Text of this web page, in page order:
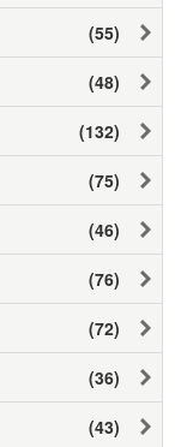
(55)
(48)
(132)
(75)
(46)
(76)
(72)
(36)
(43)